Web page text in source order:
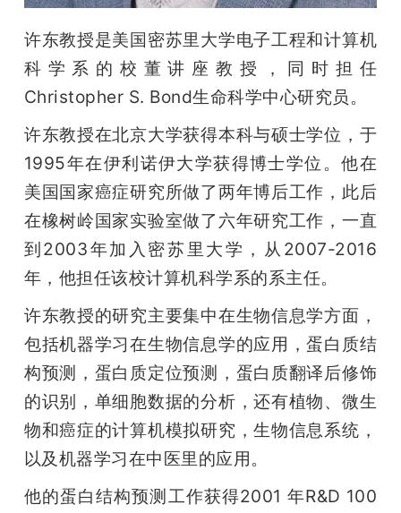
许东教授是美国密苏里大学电子工程和计算机
科学系的校董讲座教授，同时担任
Christopher S. Bond生命科学中心研究员。
许东教授在北京大学获得本科与硕士学位，于
1995年在伊利诺伊大学获得博士学位。他在
美国国家癌症研究所做了两年博后工作，此后
在橡树岭国家实验室做了六年研究工作，一直
到2003年加入密苏里大学，从2007-2016
年，他担任该校计算机科学系的系主任。
许东教授的研究主要集中在生物信息学方面，
包括机器学习在生物信息学的应用，蛋白质结
构预测，蛋白质定位预测，蛋白质翻译后修饰
的识别，单细胞数据的分析，还有植物、微生
物和癌症的计算机模拟研究，生物信息系统，
以及机器学习在中医里的应用。
他的蛋白结构预测工作获得2001 年R&D 100